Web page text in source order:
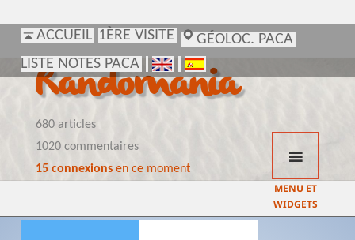
ACCUEIL 1ÈRE VISITE
GÉOLOC. PACA
LISTE NOTES PACA
Randomania
680 articles
1020 commentaires
15 connexionsen ce moment
MENU ET
WIDGETS
ACCUEIL 1ÈRE VISITE
GÉOLOC. PACA
LISTE NOTES PACA